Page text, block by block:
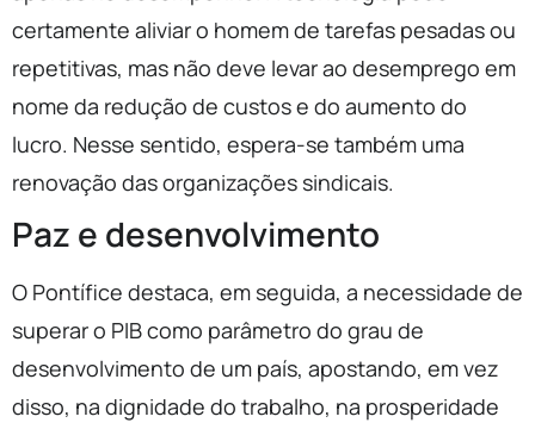
certamente aliviar o homem de tarefas pesadas ou
repetitivas, mas não deve levar ao desemprego em
nome da redução de custos e do aumento do
lucro. Nesse sentido, espera-se também uma
renovação das organizações sindicais.
Paz e desenvolvimento
O Pontífice destaca, em seguida, a necessidade de
superar o PIB como parâmetro do grau de
desenvolvimento de um país, apostando, em vez
disso, na dignidade do trabalho, na prosperidade